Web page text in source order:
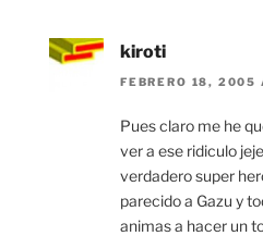
kiroti
FEBRERO 18, 2005
Pues claro me he
ver a ese ridiculo
verdadero super
parecido a Gazu y
animas a hacer un